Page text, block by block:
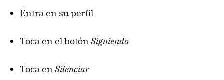
Entra en su perfil
Toca en el botón Siguiendo
Toca en Silenciar